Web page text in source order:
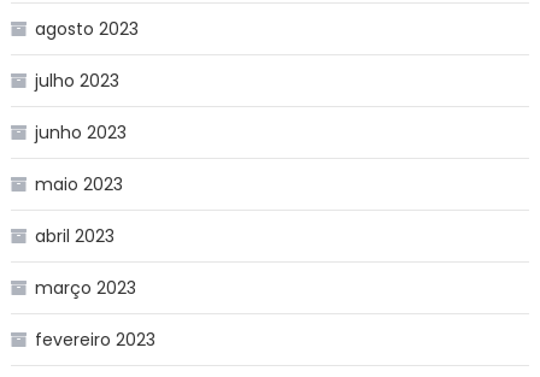
agosto 2023
julho 2023
junho 2023
maio 2023
abril 2023
março 2023
fevereiro 2023